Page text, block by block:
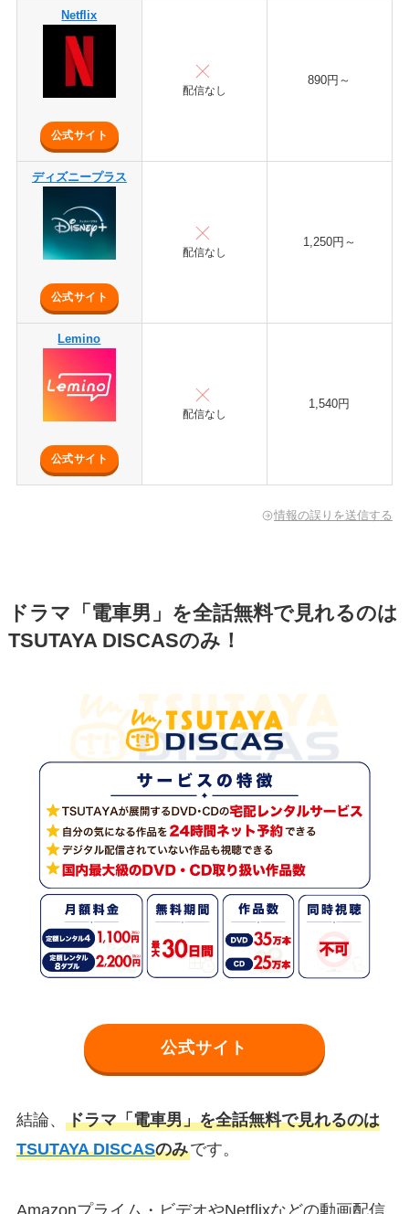
Netflix
公式サイト
配信なし
890円～
ディズニープラス
公式サイト
配信なし
1,250円～
Lemino
公式サイト
配信なし
1,540円
情報の誤りを送信する
ドラマ「電車男」を全話無料で見れるのは
TSUTAYA DISCASのみ！
公式サイト
結論、 ドラマ「電車男」を全話無料で見れるのは
TSUTAYA DISCASのみです。